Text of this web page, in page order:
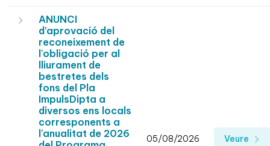
ANUNCI
d’aprovació del
reconeixement de
l'obligació per al
lliurament de
bestretes dels
fons del Pla
ImpulsDipta a
diversos ens locals
corresponents a
l'anualitat de 2026
05/08/2026 Veure